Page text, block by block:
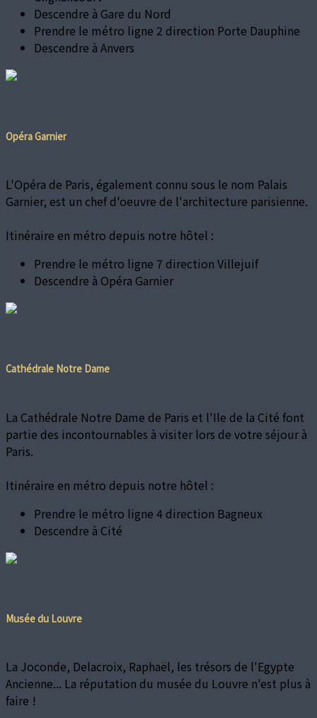
Descendre à Gare du Nord
Prendre le métro ligne 2 direction Porte Dauphine
Descendre à Anvers
Opéra Garnier
L'Opéra de Paris, également connu sous le nom Palais
Garnier, est un chef d'oeuvre de l'architecture parisienne.
Itinéraire en métro depuis notre hôtel :
Prendre le métro ligne 7 direction Villejuif
Descendre à Opéra Garnier
Cathédrale Notre Dame
La Cathédrale Notre Dame de Paris et l'Ile de la Cité font
partie des incontournables à visiter lors de votre séjour à
Paris.
Itinéraire en métro depuis notre hôtel :
Prendre le métro ligne 4 direction Bagneux
Descendre à Cité
Musée du Louvre
La Joconde, Delacroix, Raphaël, les trésors de l'Egypte
Ancienne... La réputation du musée du Louvre n'est plus à
faire !